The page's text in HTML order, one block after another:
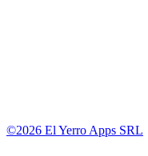
©2026 El Yerro Apps SRL